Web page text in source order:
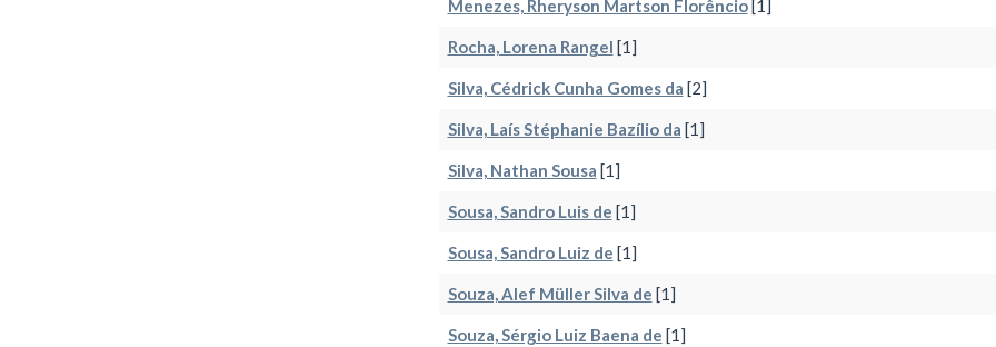
Menezes, Rheryson Martson Florêncio[1]
Rocha, Lorena Rangel [1]
Silva, Cédrick Cunha Gomes da [2]
Silva, Laís Stéphanie Bazílio da [1]
Silva, Nathan Sousa [1]
Sousa, Sandro Luis de [1]
Sousa, Sandro Luiz de [1]
Souza, Alef Müller Silva de [1]
Souza, Sérgio Luiz Baena de [1]